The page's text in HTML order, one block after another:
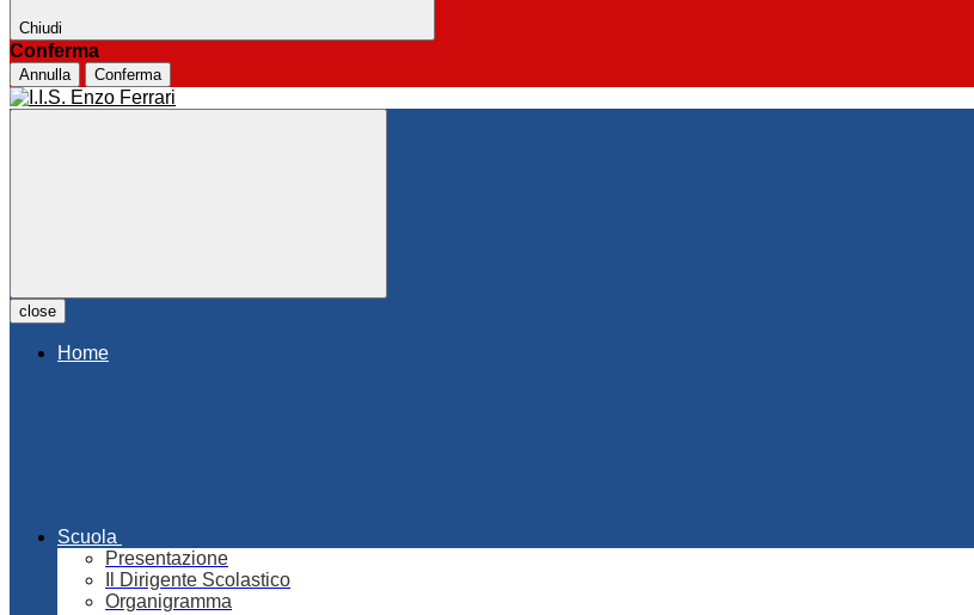
Chiudi
Conferma
Annulla Conferma
close
Home
Scuola
Presentazione
Il Dirigente Scolastico
Organigramma